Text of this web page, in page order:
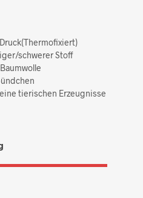
schwerer Stoff
tierischen Erzeugnisse